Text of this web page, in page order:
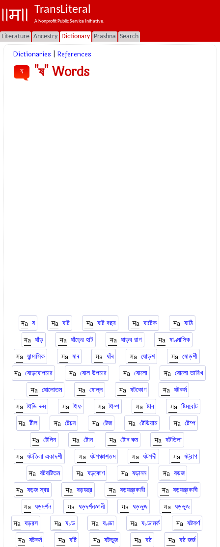
TransLiteral
A Nonprofit Public Service Initiative.
Literature Ancestry Dictionary Prashna Search
Dictionaries References
ষ "ষ" Words
ষ ষাট ষাট বছর ষাটেক
ষাঠি
ষাঁড়
ষাঁড়ের হাট ষাড়ব রাগ
ষাণ্মাসিক
ষান্মাসিক
ষাৰ ষাঁৰ ষোড়শ
ষোড়শী
ষোড়ষোপচার
ষোল উপচার ষোলো
ষোলো তারিখ
ষোলোতম
ষোল্ল ষটকোণ
ষটকর্ম
ষ্টাডি ৰুম
ষ্টাফ ষ্টাম্প ষ্টাৰ
ষ্টিমবোট
ষ্টীল
ষ্টেচন ষ্টেজ ষ্টেডিয়াম
ষ্টেম্প
ষ্টেলিন
ষ্টোন ষ্টোৰ ৰুম
ষটতিলা
ষটতিলা একাদশী
ষটপঞ্চাশতম ষটপদী
ষট্রাগ
ষটষষ্টিতম
ষড়কোণ ষড়ানন
ষড়জ
ষড়জ স্বর
ষড়যন্ত্র ষড়যন্ত্রকারী
ষড়যন্ত্রকাৰী
ষড়দর্শন
ষড়দর্শনজ্ঞানী ষড়ভুজ
ষড়ভূজ
ষড়রস
ষণ্ড ষণ্ডা ষণ্ডামর্ক
ষষ্টকর্ণ
ষষ্টকর্ম
ষষ্টি ষষ্টভুজ ষষ্ঠ
ষষ্ঠ জর্জ